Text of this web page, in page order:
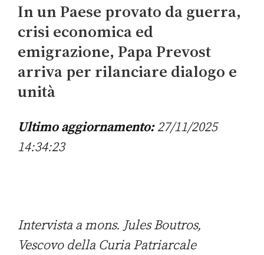
In un Paese provato da guerra,
crisi economica ed
emigrazione, Papa Prevost
arriva per rilanciare dialogo e
unità
Ultimo aggiornamento:27/11/2025
14:34:23
Intervista a mons. Jules Boutros,
Vescovo della Curia Patriarcale